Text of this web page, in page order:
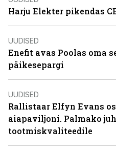
Harju Elekter pikendas
UUDISED
Enefit avas Poolas oma
päikesepargi
UUDISED
Rallistaar Elfyn Evans
aiapaviljoni. Palmako
tootmiskvaliteedile